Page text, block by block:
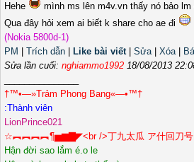
Hehe
mình ms lên m4v.vn thấy nó bảo
Qua đây hỏi xem ai biết k share cho ae đi
(Nokia 5800d-1)
PM
Trích dẫn Like bài viết| Sửa| Xóa|
Sửa lần cuối: nghiammo1992 18/08/2013
†™•—»Trảm Phong Bang«—•™†
LionPrince021
☆︻︻︻︻¶▅▆▇◤<br />丁九太瓜 ア什回刀号
Hận đời sao lắm é.o le